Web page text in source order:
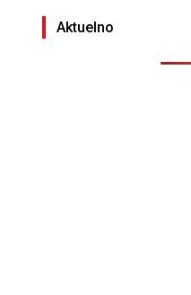
Aktuelno